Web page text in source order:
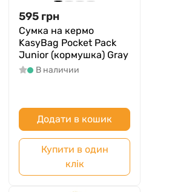
595 грн
Сумка на кермо
KasyBag Pocket Pack
Junior (кормушка) Gray
В наличии
Додати в кошик
Купити в один
клік